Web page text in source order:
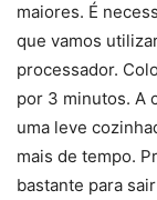
maiores. É
que vamos
processador.
por 3 minutos. A
uma leve
mais de tempo.
bastante para